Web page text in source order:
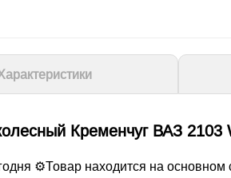
Кременчуг ВАЗ 2103
⚙️Товар находится на основном